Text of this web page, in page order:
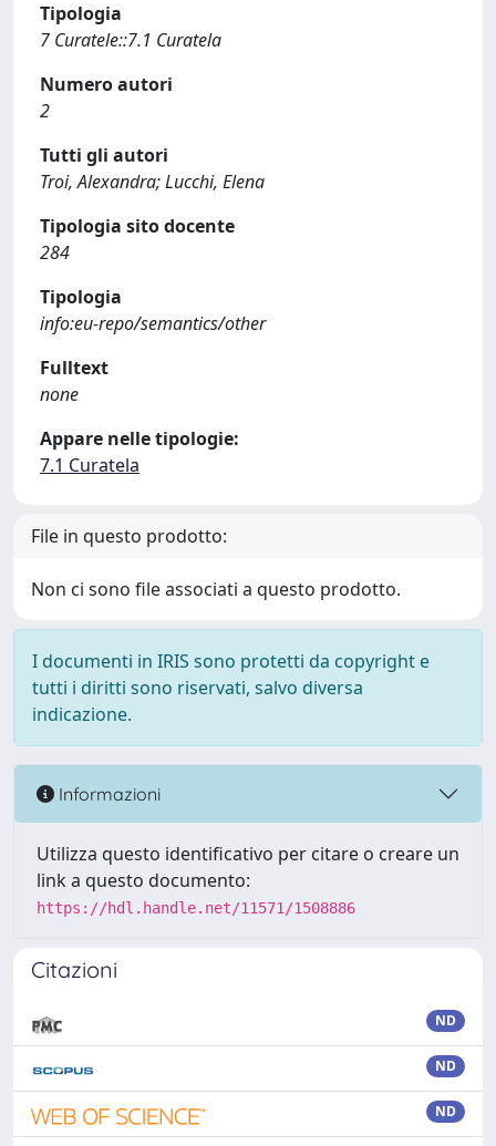
Tipologia
7 Curatele::7.1 Curatela
Numero autori
2
Tutti gli autori
Troi, Alexandra; Lucchi, Elena
Tipologia sito docente
284
Tipologia
info:eu-repo/semantics/other
Fulltext
none
Appare nelle tipologie:
7.1 Curatela
File in questo prodotto:
Non ci sono file associati a questo prodotto.
I documenti in IRIS sono protetti da copyright e
tutti i diritti sono riservati, salvo diversa
indicazione.
Informazioni
Utilizza questo identificativo per citare o creare un
link a questo documento:
https://hdl.handle.net/11571/1508886
Citazioni
ND
ND
ND